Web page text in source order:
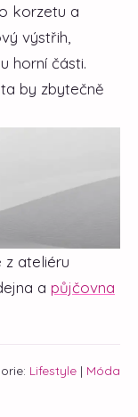
korzetu a
výstřih,
horní části.
by zbytečně
ateliéru
a půjčovna
Lifestyle | Móda